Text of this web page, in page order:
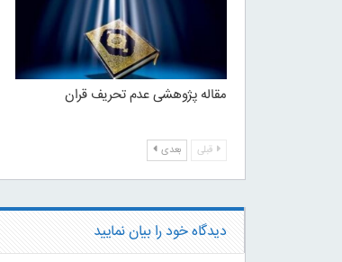
مقاله پژوهشی عدم تحریف قران
قبلی بعدی
دیدگاه خود را بیان نمایید